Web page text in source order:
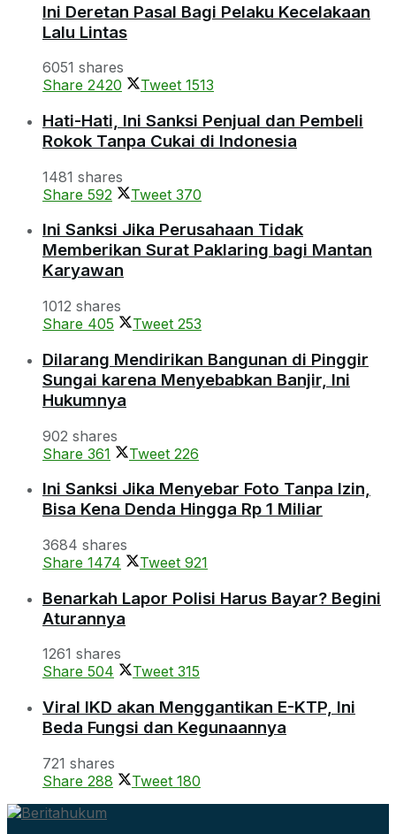
Ini Deretan Pasal Bagi Pelaku Kecelakaan
Lalu Lintas
6051 shares
Share 2420 Tweet 1513
Hati-Hati, Ini Sanksi Penjual dan Pembeli
Rokok Tanpa Cukai di Indonesia
1481 shares
Share 592 Tweet 370
Ini Sanksi Jika Perusahaan Tidak
Memberikan Surat Paklaring bagi Mantan
Karyawan
1012 shares
Share 405 Tweet 253
Dilarang Mendirikan Bangunan di Pinggir
Sungai karena Menyebabkan Banjir, Ini
Hukumnya
902 shares
Share 361 Tweet 226
Ini Sanksi Jika Menyebar Foto Tanpa Izin,
Bisa Kena Denda Hingga Rp 1 Miliar
3684 shares
Share 1474 Tweet 921
Benarkah Lapor Polisi Harus Bayar? Begini
Aturannya
1261 shares
Share 504 Tweet 315
Viral IKD akan Menggantikan E-KTP, Ini
Beda Fungsi dan Kegunaannya
721 shares
Share 288 Tweet 180